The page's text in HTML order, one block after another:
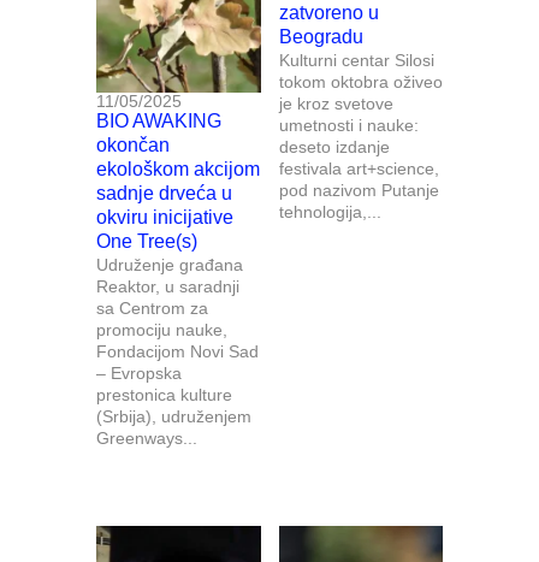
11/05/2025
BIO AWAKING
okončan
ekološkom akcijom
sadnje drveća u
okviru inicijative
One Tree(s)
Udruženje građana
Reaktor, u saradnji
sa Centrom za
promociju nauke,
Fondacijom Novi Sad
– Evropska
prestonica kulture
(Srbija), udruženjem
Greenways...
zatvoreno u
Beogradu
Kulturni centar Silosi
tokom oktobra oživeo
je kroz svetove
umetnosti i nauke:
deseto izdanje
festivala art+science,
pod nazivom Putanje
tehnologija,...